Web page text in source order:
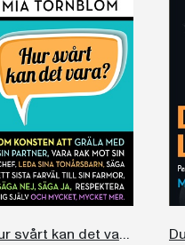
Hur svårt kan det vara?